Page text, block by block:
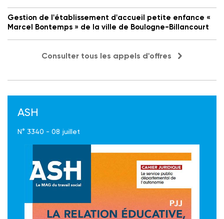
Gestion de l'établissement d'accueil petite enfance «
Marcel Bontemps » de la ville de Boulogne-Billancourt
Consulter tous les appels d'offres
ASH
N° 3340 - 08 juillet